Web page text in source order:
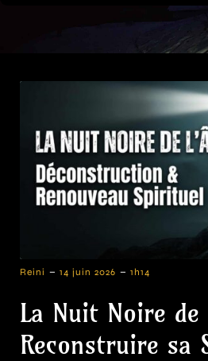
Reini - 14 juin 2026 - 1h14
La Nuit Noire de
Reconstruire sa